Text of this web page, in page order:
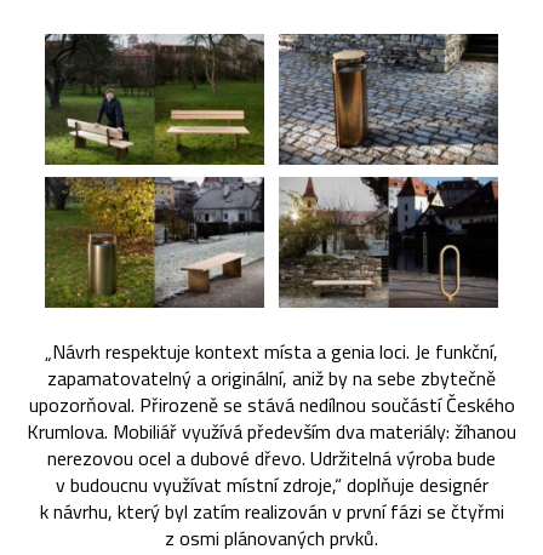
„Návrh respektuje kontext místa a genia loci. Je funkční,
zapamatovatelný a originální, aniž by na sebe zbytečně
upozorňoval. Přirozeně se stává nedílnou součástí Českého
Krumlova. Mobiliář využívá především dva materiály: žíhanou
nerezovou ocel a dubové dřevo. Udržitelná výroba bude
v budoucnu využívat místní zdroje,“ doplňuje designér
k návrhu, který byl zatím realizován v první fázi se čtyřmi
z osmi plánovaných prvků.